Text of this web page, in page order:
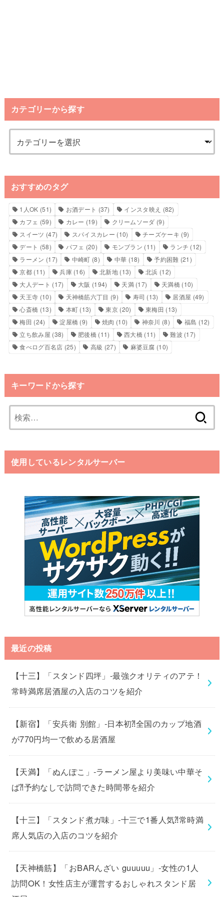
カテゴリーから探す
おすすめのタグ
1人OK (51) お酒デート (37) インスタ映え (82)
カフェ (59) カレー (19) クリームソーダ (9)
スイーツ (47) スパイスカレー (10) チーズケーキ (9)
デート (58) パフェ (20) モンブラン (11) ランチ (12)
ラーメン (17) 中崎町 (8) 中華 (18) 予約困難 (21)
京都 (11) 兵庫(16) 北新地(13) 北浜 (12)
大人デート (17) 大阪 (194) 天満(17) 天満橋(10)
天王寺 (10) 天神橋筋六丁目 (9) 寿司 (13) 居酒屋 (49)
心斎橋 (13) 本町 (13) 東京(20) 東梅田 (13)
梅田 (24) 淀屋橋 (9) 焼肉 (10) 神奈川 (8) 福島 (12)
立ち飲み屋 (38) 肥後橋 (11) 西大橋 (11) 難波 (17)
食べログ百名店 (25) 高級 (27) 麻婆豆腐 (10)
キーワードから探す
索:
使用しているレンタルサーバー
最近の投稿
【十三】「スタンド四坪」-最強クオリティのアテ！
常時満席居酒屋の入店のコツを紹介
【新宿】「安兵衛 別館」-日本初⁈全国のカップ地酒
が770円均一で飲める居酒屋
【天満】「ぬんぽこ」-ラーメン屋より美味い中華そ
ば⁈予約なしで訪問できた時間帯を紹介
【十三】「スタンド煮ガ味」-十三で1番人気⁈常時満
席人気店の入店のコツを紹介
【天神橋筋】「おBARんざい guuuuu」-女性の1人
訪問OK！女性店主が運営するおしゃれスタンド居